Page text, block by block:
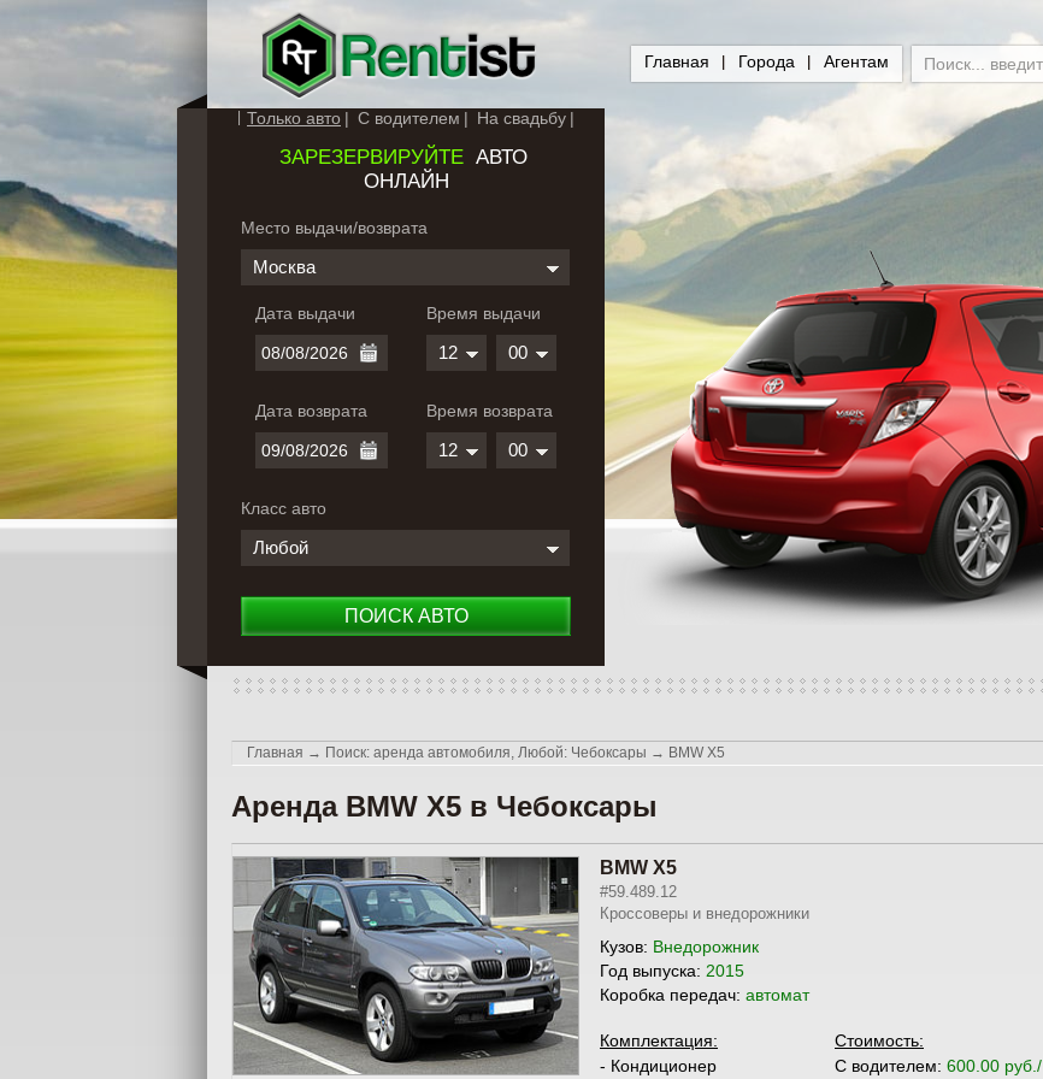
Главная Города Агентам
Только авто С водителем На свадьбу
ЗАРЕЗЕРВИРУЙТЕАВТО
ОНЛАЙН
Место выдачи/возврата
Москва
Дата выдачи
Дата возврата
Время выдачи
12 00
Время возврата
12 00
Класс авто
Любой
ПОИСК АВТО
Главная → Поиск: аренда автомобиля, Любой: Чебоксары → BMW X5
Аренда BMW X5 в Чебоксары
BMW X5
#59.489.12
Кроссоверы и внедорожники
Кузов: Внедорожник
Год выпуска: 2015
Коробка передач: автомат
Комплектация:
- Кондиционер
Стоимость:
С водителем: 600.00 руб./